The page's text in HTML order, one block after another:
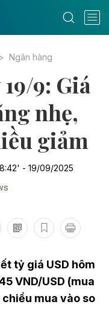
Ngân hàng
9: Giá
nhẹ,
giảm
- 19/09/2025
tỷ giá USD hôm
VND/USD (mua
mua vào so